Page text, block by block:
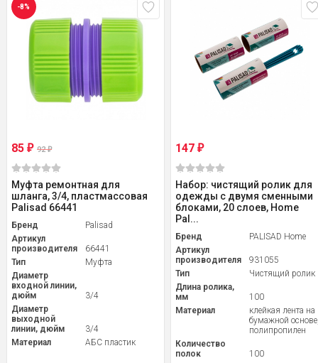
-8%
85 ₽ 92₽
Муфта ремонтная для
шланга, 3/4, пластмассовая
Palisad 66441
Бренд
Palisad
Артикул
производителя
66441
Тип
Муфта
Диаметр
входной линии,
дюйм
3/4
Диаметр
выходной
линии, дюйм
3/4
Материал
АБС пластик
147 ₽
Набор: чистящий ролик для
одежды с двумя сменными
блоками, 20 слоев, Home
Pal...
Бренд
PALISAD Home
Артикул
производителя
931055
Тип
Чистящий ролик
Длина ролика,
мм
100
Материал
клейкая лента на
бумажной
полипропилен
Количество
полок
100